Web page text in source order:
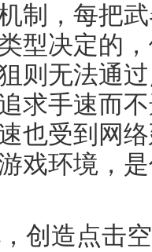
制，每把
型决定的
则无法通
求手速而
也受到网
戏环境，
创造点击